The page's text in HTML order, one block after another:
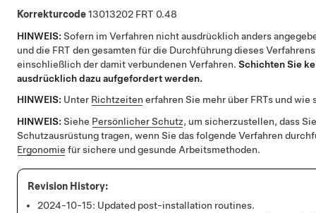
Korrekturcode13013202
0.48
HINWEIS: Sofern im Verfahren nicht ausdrücklich anders
und die FRT den gesamten für die Durchführung dieses
einschließlich der damit verbundenen Verfahren. Schichten Sie
ausdrücklich dazu aufgefordert werden.
HINWEIS: Unter Richtzeiten erfahren Sie mehr über FRTs und
HINWEIS: Siehe Persönlicher Schutz, um sicherzustellen, dass
Schutzausrüstung tragen, wenn Sie das folgende Verfahren
Ergonomie für sichere und gesunde Arbeitsmethoden.
2024-10-15: Updated post-installation routines.